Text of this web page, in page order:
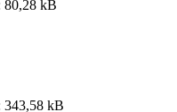
80,28 kB
343,58 kB